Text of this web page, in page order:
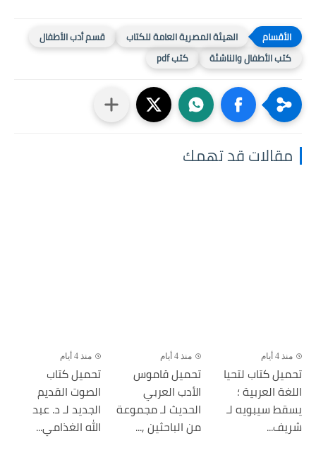
الهيئة المصرية العامة للكتاب
قسم أدب الأطفال
كتب الأطفال والناشئة
كتب pdf
مقالات قد تهمك
منذ 4 أيام
تحميل كتاب لتحيا
اللغة العربية ؛
يسقط سيبويه لـ
شريف...
منذ 4 أيام
تحميل قاموس
الأدب العربي
الحديث لـ مجموعة
من الباحثين ,...
منذ 4 أيام
تحميل كتاب
الصوت القديم
الجديد لـ د. عبد
الله الغذامي...